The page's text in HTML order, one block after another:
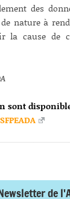
des
nature à
la cause de
sont
SFPEADA
de